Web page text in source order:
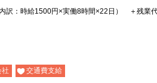
：時給1500円×実働8時間×22日） ＋残業
交通費支給